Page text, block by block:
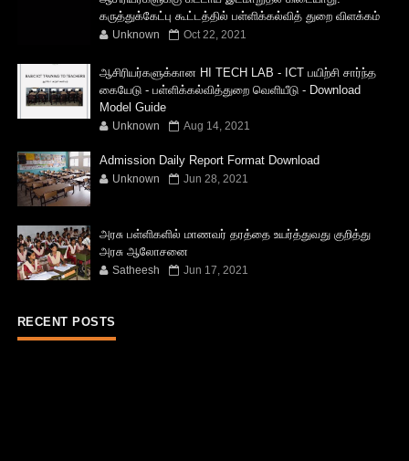
கருத்துக்கேட்பு கூட்டத்தில் பள்ளிக்கல்வித் துறை விளக்கம்
Unknown Oct 22, 2021
ஆசிரியர்களுக்கான HI TECH LAB - ICT பயிற்சி சார்ந்த
கையேடு - பள்ளிக்கல்வித்துறை வெளியீடு - Download
Model Guide
Unknown Aug 14, 2021
Admission Daily Report Format Download
Unknown Jun 28, 2021
அரசு பள்ளிகளில் மாணவர் தரத்தை உயர்த்துவது குறித்து
அரசு ஆலோசனை
Satheesh Jun 17, 2021
RECENT POSTS